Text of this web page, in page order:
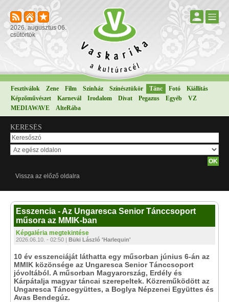
2026. augusztus 06.
csütörtök
Fesztiválok Zene Film Színház Színésztükör Tánc Fotó
Kiállítás
Képzőművészet
Karnevál Irodalom Divat Pegazus Egyéb
VZ
MEDIAWAVE
AlteRába
KERESÉS
Vissza az előző oldalra
Esszencia - Az Ungaresca Senior Tánccsoport
műsora az MMIK-ban
Képgaléria megtekintése
2026.06.10. - 02:50 | Büki László 'Harlequin'
10 év esszenciáját láthatta egy műsorban június 6-án az
MMIK közönsége az Ungaresca Senior Tánccsoport
jóvoltából. A műsorban Magyarország, Erdély és
Kárpátalja magyar táncai szerepeltek. Közreműködött az
Ungaresca Táncegyüttes, a Boglya Népzenei Együttes és
Avas Bendegúz.